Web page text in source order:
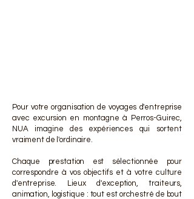
Pour votre organisation de voyages d'entreprise
avec excursion en montagne à Perros-Guirec,
NUA imagine des expériences qui sortent
vraiment de l'ordinaire.
Chaque prestation est sélectionnée pour
correspondre à vos objectifs et à votre culture
d'entreprise. Lieux d'exception, traiteurs,
animation, logistique : tout est orchestré de bout